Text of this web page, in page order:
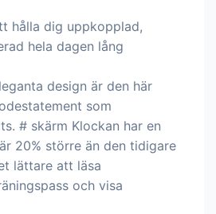
hålla dig uppkopplad,
hela dagen lång
design är den här
som
# skärm Klockan har en
20% större än den tidigare
lättare att läsa
och visa